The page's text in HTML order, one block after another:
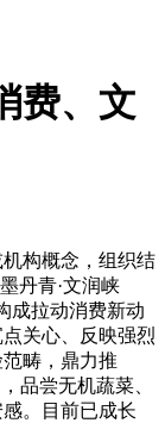
费、文
构概念，组织结
丹青·文润峡
成拉动消费新动
关心、反映强烈
畴，鼎力推
品尝无机蔬菜、
。目前已成长